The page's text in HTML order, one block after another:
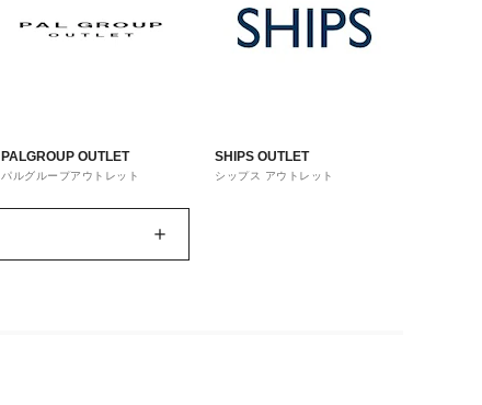
PALGROUP OUTLET
パルグループアウトレット
SHIPS OUTLET
シップス アウトレット